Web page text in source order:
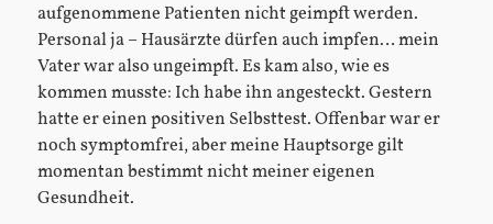
aufgenommene Patienten nicht geimpft werden.
Personal ja – Hausärzte dürfen auch impfen… mein
Vater war also ungeimpft. Es kam also, wie es
kommen musste: Ich habe ihn angesteckt. Gestern
hatte er einen positiven Selbsttest. Offenbar war er
noch symptomfrei, aber meine Hauptsorge gilt
momentan bestimmt nicht meiner eigenen
Gesundheit.